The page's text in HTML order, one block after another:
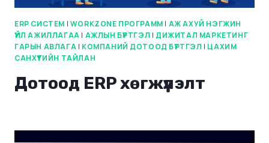
ERP СИСТЕМ | WORKZONE ПРОГРАММ | АЖ АХУЙ НЭГЖИН
ҮЙЛ АЖИЛЛАГАА | АЖЛЫН БҮРТГЭЛ | ДИЖИТАЛ МАРКЕТИНГ
ГАРЫН АВЛАГА | КОМПАНИЙ ДОТООД БҮРТГЭЛ | ЦАХИМ
САНХҮҮГИЙН ТАЙЛАН
Дотоод ERP хөгжүүлэлт